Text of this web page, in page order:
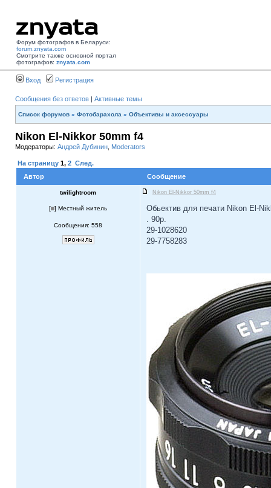
Форум фотографов в Беларуси:
forum.znyata.com
Смотрите также основной портал
фотографов: znyata.com
Вход Регистрация
Сообщения без ответов | Активные темы
Список форумов » Фотобарахола » Объективы и аксессуары
Nikon El-Nikkor 50mm f4
Модераторы: Андрей Дубинин Moderators
На страницу 1, 2 След.
Автор
Сообщение
twilightroom Nikon El-Nikkor 50mm f4
[ ] Местный житель
Сообщения: 558
Обьектив для печати Nikon El-
. 90р.
29-1028620
29-7758283